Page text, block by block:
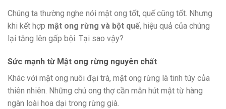
Chúng ta thường nghe nói mật ong tốt, quế cũng tốt. Nhưng
khi kết hợp mật ong rừng và bột quế, hiệu quả của chúng
lại tăng lên gấp bội. Tại sao vậy?
Sức mạnh từ Mật ong rừng nguyên chất
Khác với mật ong nuôi đại trà, mật ong rừng là tinh túy của
thiên nhiên. Những chú ong thợ cần mẫn hút mật từ hàng
ngàn loài hoa dại trong rừng già.